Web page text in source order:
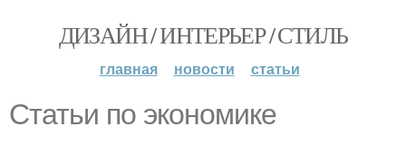
ДИЗАЙН / ИНТЕРЬЕР / СТИЛЬ
главная новости статьи
Статьи по экономике